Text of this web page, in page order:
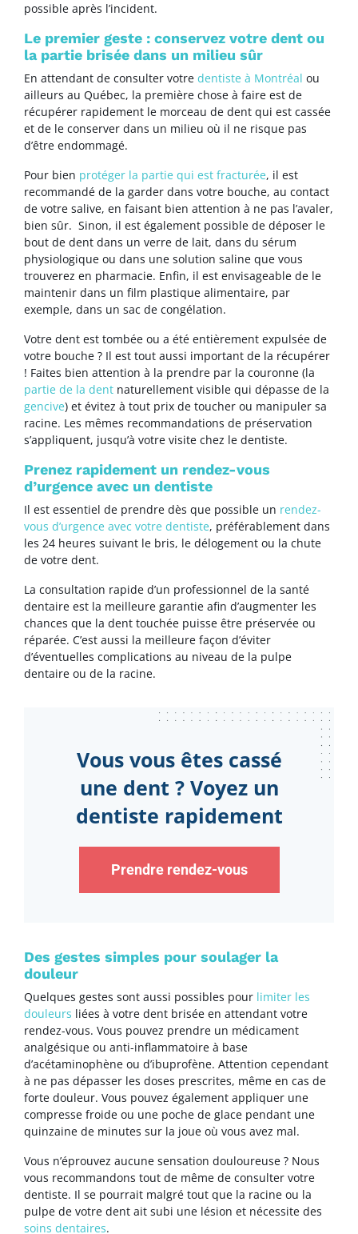
possible après l’incident.
Le premier geste : conservez votre dent ou
la partie brisée dans un milieu sûr
En attendant de consulter votre dentiste à Montréal ou
ailleurs au Québec, la première chose à faire est de
récupérer rapidement le morceau de dent qui est cassée
et de le conserver dans un milieu où il ne risque pas
d’être endommagé.
Pour bien protéger la partie qui est fracturée, il est
recommandé de la garder dans votre bouche, au contact
de votre salive, en faisant bien attention à ne pas l’avaler,
bien sûr. Sinon, il est également possible de déposer le
bout de dent dans un verre de lait, dans du sérum
physiologique ou dans une solution saline que vous
trouverez en pharmacie. Enfin, il est envisageable de le
maintenir dans un film plastique alimentaire, par
exemple, dans un sac de congélation.
Votre dent est tombée ou a été entièrement expulsée de
votre bouche ? Il est tout aussi important de la récupérer
! Faites bien attention à la prendre par la couronne (la
partie de la dent naturellement visible qui dépasse de la
gencive) et évitez à tout prix de toucher ou manipuler sa
racine. Les mêmes recommandations de préservation
s’appliquent, jusqu’à votre visite chez le dentiste.
Prenez rapidement un rendez-vous
d’urgence avec un dentiste
Il est essentiel de prendre dès que possible un rendez-
vous d’urgence avec votre dentiste, préférablement dans
les 24 heures suivant le bris, le délogement ou la chute
de votre dent.
La consultation rapide d’un professionnel de la santé
dentaire est la meilleure garantie afin d’augmenter les
chances que la dent touchée puisse être préservée ou
réparée. C’est aussi la meilleure façon d’éviter
d’éventuelles complications au niveau de la pulpe
dentaire ou de la racine.
Vous vous êtes cassé
une dent ? Voyez un
dentiste rapidement
Prendre rendez-vous
Des gestes simples pour soulager la
douleur
Quelques gestes sont aussi possibles pour limiter les
douleurs liées à votre dent brisée en attendant votre
rendez-vous. Vous pouvez prendre un médicament
analgésique ou anti-inflammatoire à base
d’acétaminophène ou d’ibuprofène. Attention cependant
à ne pas dépasser les doses prescrites, même en cas de
forte douleur. Vous pouvez également appliquer une
compresse froide ou une poche de glace pendant une
quinzaine de minutes sur la joue où vous avez mal.
Vous n’éprouvez aucune sensation douloureuse ? Nous
vous recommandons tout de même de consulter votre
dentiste. Il se pourrait malgré tout que la racine ou la
pulpe de votre dent ait subi une lésion et nécessite des
soins dentaires.